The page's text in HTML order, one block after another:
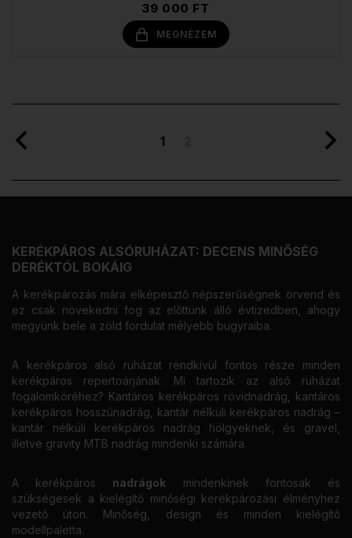
39 000 FT
MEGNÉZEM
1
KERÉKPÁROS ALSÓRUHÁZAT: DECENS MINŐSÉG
DERÉKTÓL BOKÁIG
A kerékpározás mára elképesztő népszerűségnek örvend és
ez csak növekedni fog az előttünk álló évtizedben, ahogy
megyünk bele a zöld fordulat mélyebb bugyraiba.
A kerékpáros alsó ruházat rendkívül fontos része minden
kerékpáros repertoárjának. Mi tartozik az alsó ruházat
fogalomköréhez? Kantáros kerékpáros rövidnadrág, kantáros
kerékpáros hosszúnadrág, kantár nélküli kerékpáros nadrág –
kantár nélküli kerékpáros nadrág hölgyeknek, és gravel,
illetve gravity MTB nadrág mindenki számára.
A kerékpáros nadrágok mindenkinek fontosak és
szükségesek a kielégítő minőségi kerékpározási élményhez
vezető úton. Minőség, design és minden kielégítő
modellpaletta.